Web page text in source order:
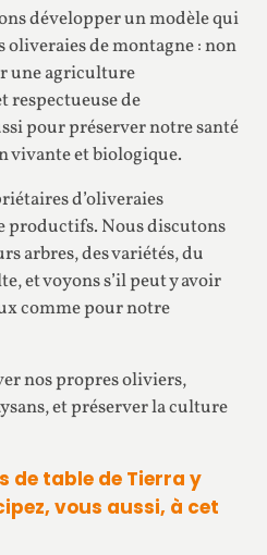
développer un modèle qui
oliveraies de montagne : non
une agriculture
de
pour préserver notre santé
vivante et biologique.
d’oliveraies
productifs. Nous discutons
arbres, des variétés, du
et voyons s’il peut y avoir
comme pour notre
nos propres oliviers,
et préserver la culture
de table de Tierra y
vous aussi, à cet